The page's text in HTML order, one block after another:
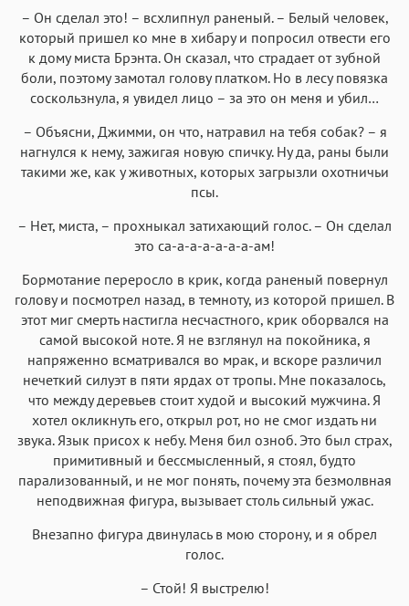
– Он сделал это! – всхлипнул раненый. – Белый человек,
который пришел ко мне в хибару и попросил отвести его
к дому миста Брэнта. Он сказал, что страдает от зубной
боли, поэтому замотал голову платком. Но в лесу повязка
соскользнула, я увидел лицо – за это он меня и убил…
– Объясни, Джимми, он что, натравил на тебя собак? – я
нагнулся к нему, зажигая новую спичку. Ну да, раны были
такими же, как у животных, которых загрызли охотничьи
псы.
– Нет, миста, – прохныкал затихающий голос. – Он сделал
это са-а-а-а-а-а-а-ам!
Бормотание переросло в крик, когда раненый повернул
голову и посмотрел назад, в темноту, из которой пришел. В
этот миг смерть настигла несчастного, крик оборвался на
самой высокой ноте. Я не взглянул на покойника, я
напряженно всматривался во мрак, и вскоре различил
нечеткий силуэт в пяти ярдах от тропы. Мне показалось,
что между деревьев стоит худой и высокий мужчина. Я
хотел окликнуть его, открыл рот, но не смог издать ни
звука. Язык присох к небу. Меня бил озноб. Это был страх,
примитивный и бессмысленный, я стоял, будто
парализованный, и не мог понять, почему эта безмолвная
неподвижная фигура, вызывает столь сильный ужас.
Внезапно фигура двинулась в мою сторону, и я обрел
голос.
– Стой! Я выстрелю!